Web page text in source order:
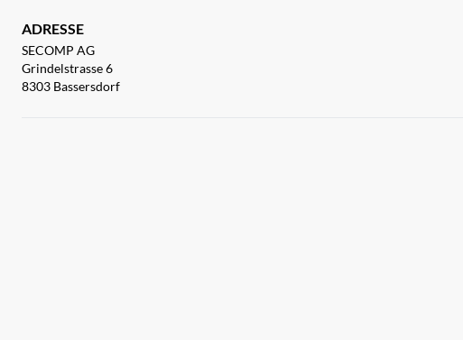
ADRESSE
SECOMP AG
Grindelstrasse 6
8303 Bassersdorf